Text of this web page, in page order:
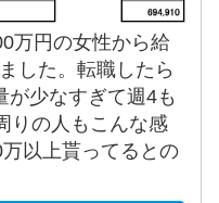
万円の女性から給
した。転職したら
が少なすぎて週4も
りの人もこんな感
以上貰ってるとの